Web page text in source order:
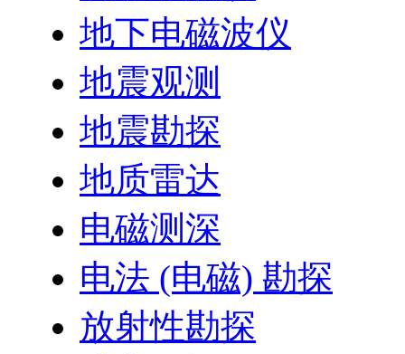
地下电磁波仪
地震观测
地震勘探
地质雷达
电磁测深
电法 (电磁) 勘探
放射性勘探